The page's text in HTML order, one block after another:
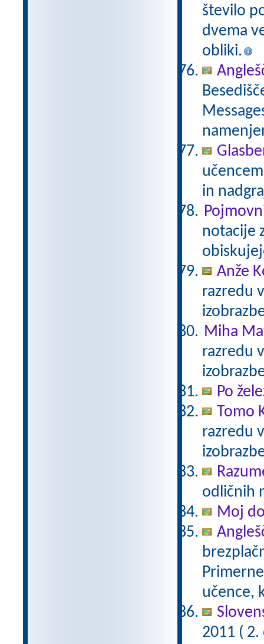
število
dvema
obliki.
in
notacije
Anže
razredu
Miha
razredu
Po
Tomo
razredu
odličnih
Moj
učence,
2011 (